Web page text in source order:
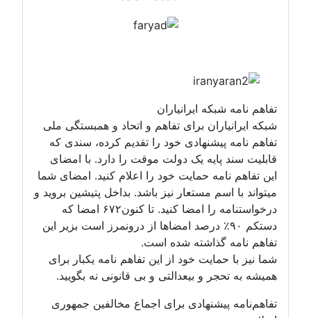
تفاهم نامه شبکه ایرانیاران
شبکه ایرانیاران برای تفاهم و اتحاد و همبستگی ملی
تفاهم نامه پیشنهادی خود را تقدیم کرده، سندی که
قابلیت سند پایه یک دولت موقت را دارد. با امضای
این تفاهم نامه حمایت خود را اعلام کنید. امضای شما
میتواند با اسم مستعار نیز باشد. بداخل پتیشین بروید و
درخواستنامه را امضا کنید. تا کنون۶۷۲ امضا که
دستکم ۹۰٪ درصد امضاها از درونمرز است بزیر این
تفاهم نامه گذاشته شده است.
شما نیز با حمایت خود از این تفاهم نامه یکبار برای
همیشه به تحجر و بیعدالتی و بی قانونی نه بگویید.
تفاهم‌نامه پیشنهادی برای اجماع مخالفین جمهوری